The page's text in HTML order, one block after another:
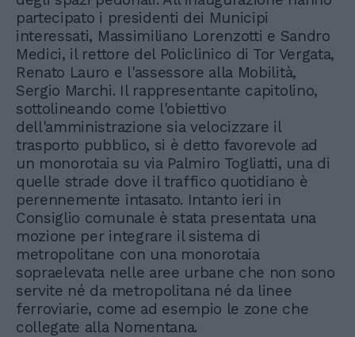
partecipato i presidenti dei Municipi
interessati, Massimiliano Lorenzotti e Sandro
Medici, il rettore del Policlinico di Tor Vergata,
Renato Lauro e l'assessore alla Mobilità,
Sergio Marchi. Il rappresentante capitolino,
sottolineando come l'obiettivo
dell'amministrazione sia velocizzare il
trasporto pubblico, si è detto favorevole ad
un monorotaia su via Palmiro Togliatti, una di
quelle strade dove il traffico quotidiano è
perennemente intasato. Intanto ieri in
Consiglio comunale è stata presentata una
mozione per integrare il sistema di
metropolitane con una monorotaia
sopraelevata nelle aree urbane che non sono
servite né da metropolitana né da linee
ferroviarie, come ad esempio le zone che
collegate alla Nomentana.